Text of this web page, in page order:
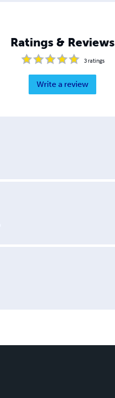
Ratings & Reviews
3ratings
Write a review